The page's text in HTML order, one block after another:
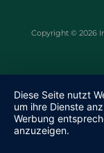
Copyright © 2026
Diese Seite nutzt
um ihre Dienste
Werbung
anzuzeigen.